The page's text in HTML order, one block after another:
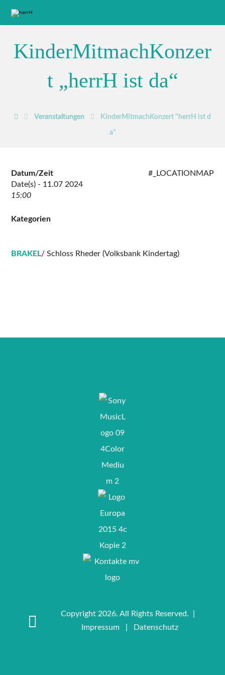
KinderMitmachKonzer
t „herrH ist da“
Veranstaltungen KinderMitmachKonzert "herrH ist d
a"
#_LOCATIONMAP
Datum/Zeit
Date(s) - 11.07 2024
15:00
Kategorien
BRAKEL/ Schloss Rheder (Volksbank Kindertag)
Copyright 2026. All Rights Reserved. |
Impressum| Datenschutz